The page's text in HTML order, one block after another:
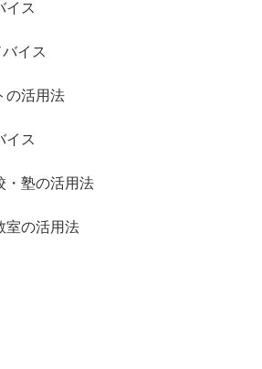
イス
イス
の活用法
イス
・塾の活用法
室の活用法